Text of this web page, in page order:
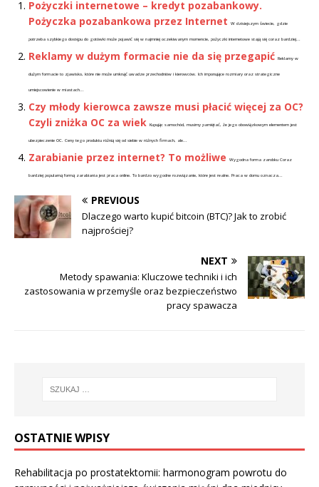
Pożyczki internetowe – kredyt pozabankowy.
Pożyczka pozabankowa przez Internet
W dzisiejszym świecie, gdzie
potrzeba szybkiego dostępu do gotówki może pojawić się w najmniej oczekiwanym momencie, pożyczki internetowe stają się coraz bardziej...
Reklamy w dużym formacie nie da się przegapić Reklamy w
dużym formacie to zjawisko, które nie może umknąć uwadze przechodniów i kierowców. Ich imponujące rozmiary oraz strategiczne
umiejscowienie w miastach...
Czy młody kierowca zawsze musi płacić więcej za OC?
Czyli zniżka OC za wiek Kupując samochód, musimy pamiętać, że jego obowiązkowym elementem jest
ubezpieczenie OC. Ceny tego produktu różnią się od siebie w różnych firmach, ale...
Zarabianie przez internet? To możliwe Wygodna forma zarobku Coraz
bardziej popularną formą zarabiania jest praca online. To bardzo wygodne rozwiązanie, które jest realne. Praca w domu oznacza...
PREVIOUS
Dlaczego warto kupić bitcoin (BTC)? Jak to zrobić
najprościej?
NEXT
Metody spawania: Kluczowe techniki i ich
zastosowania w przemyśle oraz bezpieczeństwo
pracy spawacza
OSTATNIE WPISY
Rehabilitacja po prostatektomii: harmonogram powrotu do